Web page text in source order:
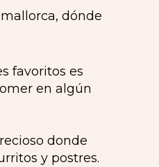
favoritos es
en algún
donde
y postres.